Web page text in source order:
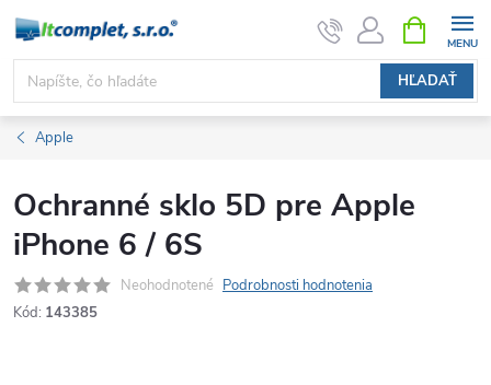
Prejsť
obsah
HĽADAŤ
KOŠÍK
Apple
Ochranné sklo 5D pre Apple
iPhone 6 / 6S
Neohodnotené Podrobnosti hodnotenia
Kód: 143385